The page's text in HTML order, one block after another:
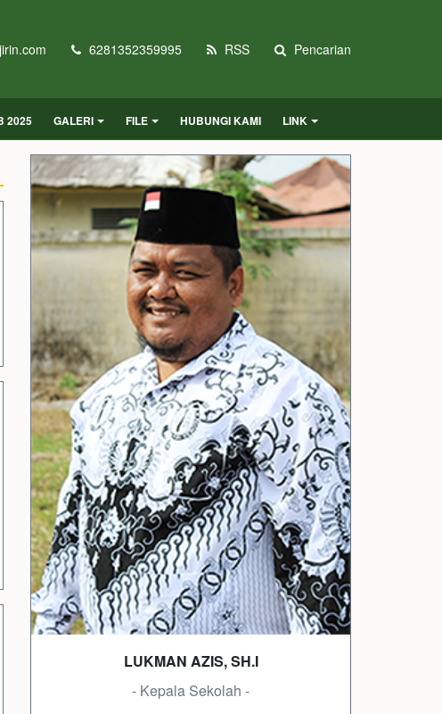
6281352359995 RSS Pencarian
2025 GALERI FILE HUBUNGI KAMI LINK
LUKMAN AZIS, SH.I
- Kepala Sekolah -